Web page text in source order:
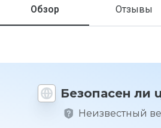
Обзор Отзывы
Безопасен ли
Неизвестный
Как бы
этот
1 до 5?